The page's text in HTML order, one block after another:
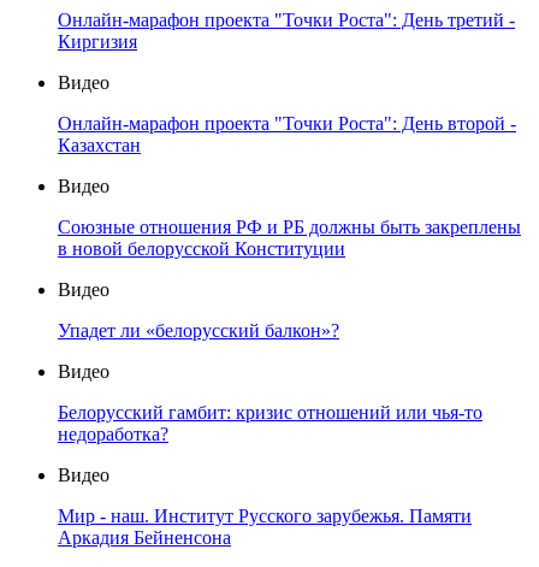
Онлайн-марафон проекта "Точки Роста": День третий -
Киргизия
Видео
Онлайн-марафон проекта "Точки Роста": День второй -
Казахстан
Видео
Союзные отношения РФ и РБ должны быть закреплены
в новой белорусской Конституции
Видео
Упадет ли «белорусский балкон»?
Видео
Белорусский гамбит: кризис отношений или чья-то
недоработка?
Видео
Мир - наш. Институт Русского зарубежья. Памяти
Аркадия Бейненсона